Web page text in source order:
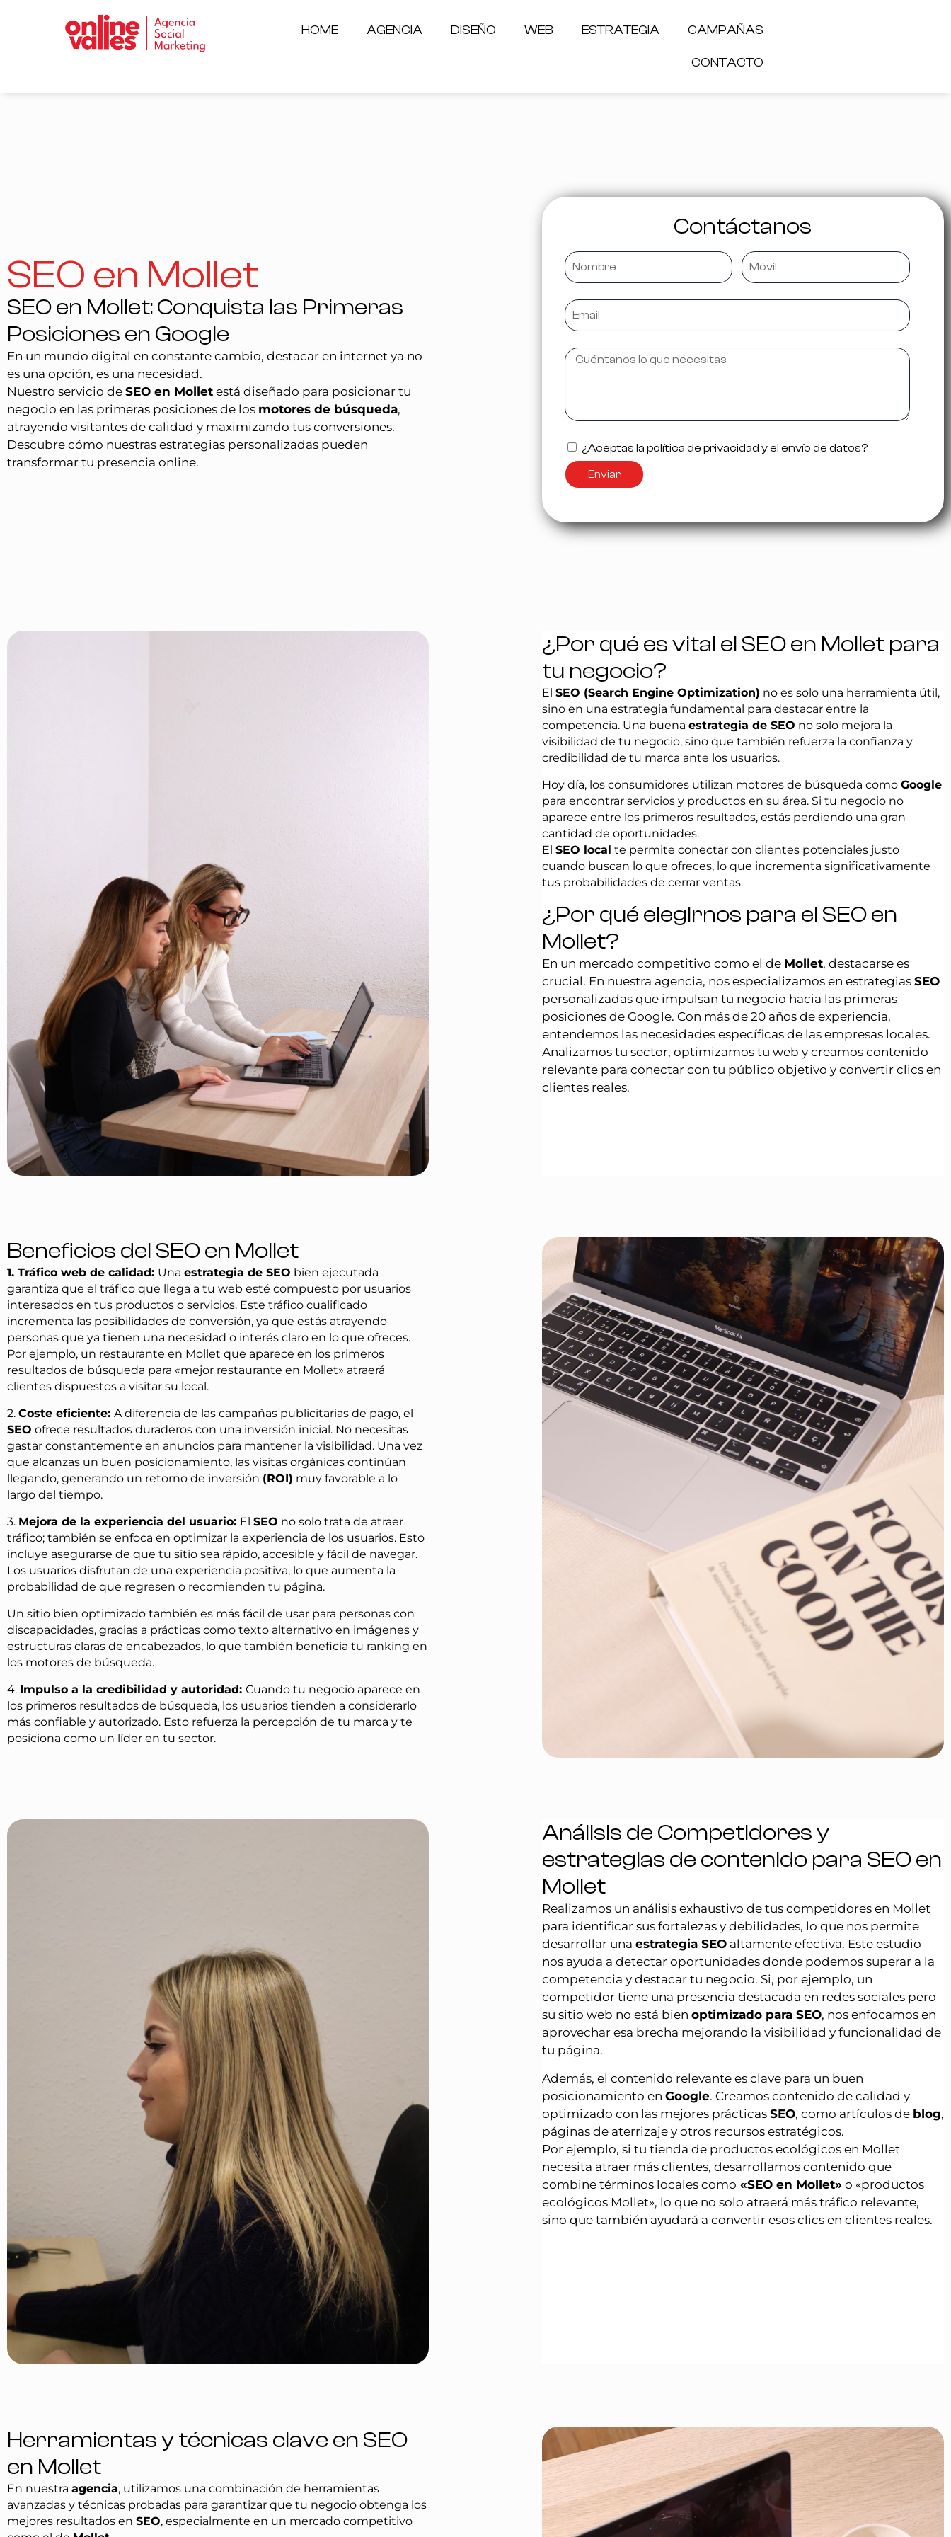
HOME AGENCIA DISEÑO WEB ESTRATEGIA CAMPAÑAS
CONTACTO
SEO en Mollet
SEO en Mollet: Conquista las Primeras
Posiciones en Google
En un mundo digital en constante cambio, destacar en internet ya no
es una opción, es una necesidad.
Nuestro servicio de SEO en Mollet está diseñado para posicionar tu
negocio en las primeras posiciones de los motores de búsqueda,
atrayendo visitantes de calidad y maximizando tus conversiones.
Descubre cómo nuestras estrategias personalizadas pueden
transformar tu presencia online.
Contáctanos
¿Aceptas la política de privacidad y el envío de datos?
Enviar
¿Por qué es vital el SEO en Mollet para
tu negocio?
El SEO (Search Engine Optimization) no es solo una herramienta útil,
sino en una estrategia fundamental para destacar entre la
competencia. Una buena estrategia de SEO no solo mejora la
visibilidad de tu negocio, sino que también refuerza la confianza y
credibilidad de tu marca ante los usuarios.
Hoy día, los consumidores utilizan motores de búsqueda como Google
para encontrar servicios y productos en su área. Si tu negocio no
aparece entre los primeros resultados, estás perdiendo una gran
cantidad de oportunidades.
El SEO local te permite conectar con clientes potenciales justo
cuando buscan lo que ofreces, lo que incrementa significativamente
tus probabilidades de cerrar ventas.
¿Por qué elegirnos para el SEO en
Mollet?
En un mercado competitivo como el de Mollet, destacarse es
crucial. En nuestra agencia, nos especializamos en estrategias SEO
personalizadas que impulsan tu negocio hacia las primeras
posiciones de Google. Con más de 20 años de experiencia,
entendemos las necesidades específicas de las empresas locales.
Analizamos tu sector, optimizamos tu web y creamos contenido
relevante para conectar con tu público objetivo y convertir clics en
clientes reales.
Beneficios del SEO en Mollet
1. Tráfico web de calidad: Una estrategia de SEO bien ejecutada
garantiza que el tráfico que llega a tu web esté compuesto por usuarios
interesados en tus productos o servicios. Este tráfico cualificado
incrementa las posibilidades de conversión, ya que estás atrayendo
personas que ya tienen una necesidad o interés claro en lo que ofreces.
Por ejemplo, un restaurante en Mollet que aparece en los primeros
resultados de búsqueda para «mejor restaurante en Mollet» atraerá
clientes dispuestos a visitar su local.
2. Coste eficiente: A diferencia de las campañas publicitarias de pago, el
SEO ofrece resultados duraderos con una inversión inicial. No necesitas
gastar constantemente en anuncios para mantener la visibilidad. Una vez
que alcanzas un buen posicionamiento, las visitas orgánicas continúan
llegando, generando un retorno de inversión (ROI) muy favorable a lo
largo del tiempo.
3. Mejora de la experiencia del usuario: El SEO no solo trata de atraer
tráfico; también se enfoca en optimizar la experiencia de los usuarios. Esto
incluye asegurarse de que tu sitio sea rápido, accesible y fácil de navegar.
Los usuarios disfrutan de una experiencia positiva, lo que aumenta la
probabilidad de que regresen o recomienden tu página.
Un sitio bien optimizado también es más fácil de usar para personas con
discapacidades, gracias a prácticas como texto alternativo en imágenes y
estructuras claras de encabezados, lo que también beneficia tu ranking en
los motores de búsqueda.
4. Impulso a la credibilidad y autoridad: Cuando tu negocio aparece en
los primeros resultados de búsqueda, los usuarios tienden a considerarlo
más confiable y autorizado. Esto refuerza la percepción de tu marca y te
posiciona como un líder en tu sector.
Análisis de Competidores y
estrategias de contenido para SEO en
Mollet
Realizamos un análisis exhaustivo de tus competidores en Mollet
para identificar sus fortalezas y debilidades, lo que nos permite
desarrollar una estrategia SEOaltamente efectiva. Este estudio
nos ayuda a detectar oportunidades donde podemos superar a la
competencia y destacar tu negocio. Si, por ejemplo, un
competidor tiene una presencia destacada en redes sociales pero
su sitio web no está bien optimizado para SEO, nos enfocamos en
aprovechar esa brecha mejorando la visibilidad y funcionalidad de
tu página.
Además, el contenido relevante es clave para un buen
posicionamiento en Google. Creamos contenido de calidad y
optimizado con las mejores prácticas SEO, como artículos de blog,
páginas de aterrizaje y otros recursos estratégicos.
Por ejemplo, si tu tienda de productos ecológicos en Mollet
necesita atraer más clientes, desarrollamos contenido que
combine términos locales como «SEO en Mollet» o «productos
ecológicos Mollet», lo que no solo atraerá más tráfico relevante,
sino que también ayudará a convertir esos clics en clientes reales.
Herramientas y técnicas clave en SEO
en Mollet
En nuestra agencia, utilizamos una combinación de herramientas
avanzadas y técnicas probadas para garantizar que tu negocio obtenga los
mejores resultados en SEO, especialmente en un mercado competitivo